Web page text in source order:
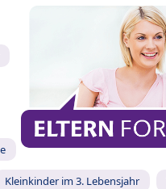
Kleinkinder im 3. Lebensjahr